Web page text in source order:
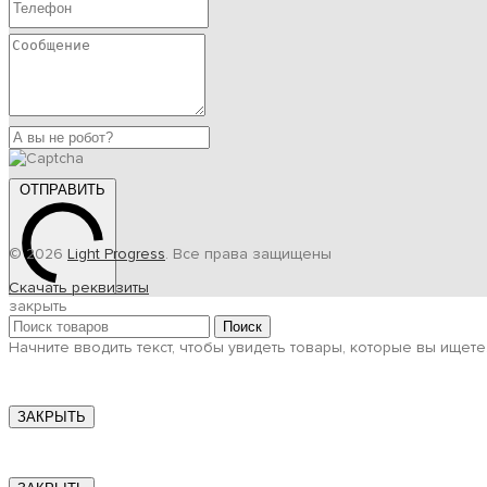
ОТПРАВИТЬ
© 2026 Light Progress. Все права защищены
Скачать реквизиты
закрыть
Поиск
Начните вводить текст, чтобы увидеть товары, которые вы
ЗАКРЫТЬ